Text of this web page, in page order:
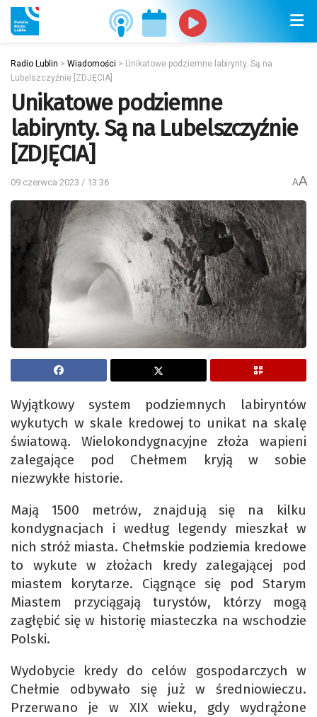
Radio Lublin > Wiadomości > Unikatowe podziemne labirynty. Są na
Lubelszczyźnie [ZDJĘCIA]
Unikatowe podziemne
labirynty. Są na Lubelszczyźnie
[ZDJĘCIA]
09 czerwca 2023 / 13:36 AA
Wyjątkowy system podziemnych labiryntów
wykutych w skale kredowej to unikat na skalę
światową. Wielokondygnacyjne złoża wapieni
zalegające pod Chełmem kryją w sobie
niezwykłe historie.
Mają 1500 metrów, znajdują się na kilku
kondygnacjach i według legendy mieszkał w
nich stróż miasta. Chełmskie podziemia kredowe
to wykute w złożach kredy zalegającej pod
miastem korytarze. Ciągnące się pod Starym
Miastem przyciągają turystów, którzy mogą
zagłębić się w historię miasteczka na wschodzie
Polski.
Wydobycie kredy do celów gospodarczych w
Chełmie odbywało się już w średniowieczu.
Przerwano je w XIX wieku, gdy wydrążone